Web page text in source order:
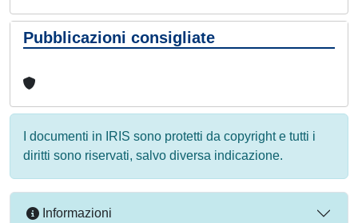
Pubblicazioni consigliate
I documenti in IRIS sono protetti da copyright e tutti i
diritti sono riservati, salvo diversa indicazione.
Informazioni